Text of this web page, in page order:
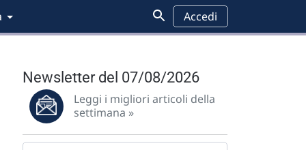
Accedi
Newsletter del 07/08/2026
Leggi i migliori articoli della
settimana »